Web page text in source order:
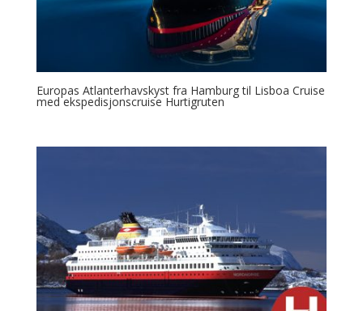
Europas Atlanterhavskyst fra Hamburg til Lisboa Cruise
med ekspedisjonscruise Hurtigruten